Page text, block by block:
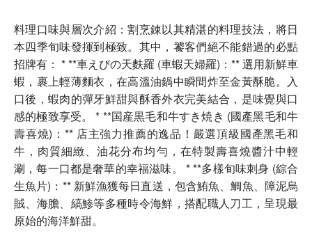
料理口味與層次介紹：割烹錬以其精湛的料理技法，將日
本四季旬味發揮到極致。其中，饕客們絕不能錯過的必點
招牌有： * **車えびの天麩羅 (車蝦天婦羅)：** 選用新鮮車
蝦，裹上輕薄麵衣，在高溫油鍋中瞬間炸至金黃酥脆。入
口後，蝦肉的彈牙鮮甜與酥香外衣完美結合，是味覺與口
感的極致享受。 * **国産黒毛和牛すき焼き (國產黑毛和牛
壽喜燒)：** 店主強力推薦的逸品！嚴選頂級國產黑毛和
牛，肉質細緻、油花分布均勻，在特製壽喜燒醬汁中輕
涮，每一口都是奢華的幸福滋味。 * **多樣旬味刺身 (綜合
生魚片)：** 新鮮漁獲每日直送，包含鮪魚、鯛魚、障泥烏
賊、海膽、縞鯵等多種時令海鮮，搭配職人刀工，呈現最
原始的海洋鮮甜。